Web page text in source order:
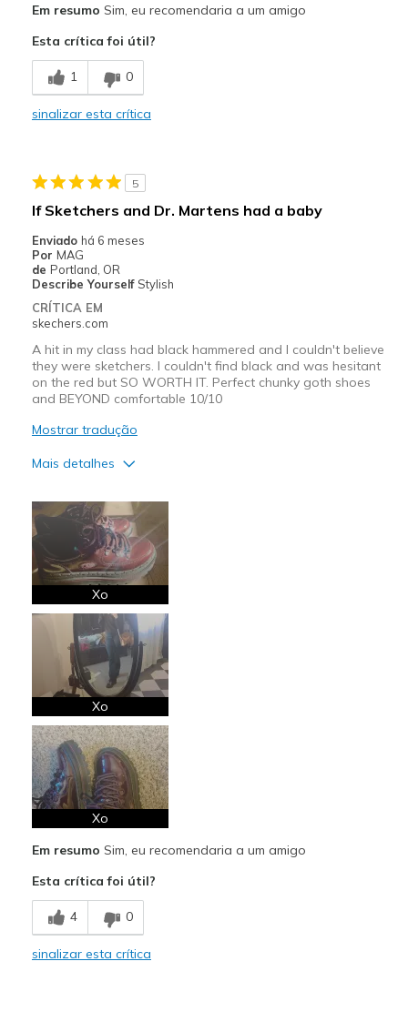
Comfortable
Durable
Casual Wear
Width
Sizing
Feels true to size
View On Shoes
Em resumo Sim, eu recomendaria a um amigo
Esta crítica foi útil?
1 0
sinalizar esta crítica
5
If Sketchers and Dr. Martens had a baby
Enviado há 6 meses
Por MAG
de Portland, OR
Describe Yourself Stylish
CRÍTICA EM
skechers.com
A hit in my class had black hammered and I couldn't believe
they were sketchers. I couldn't find black and was hesitant
on the red but SO WORTH IT. Perfect chunky goth shoes
and BEYOND comfortable 10/10
Mostrar tradução
Mais detalhes
Attractive Design
Comfortable
Melhores utilizações
Casual Wear
Going Out
Width
Feels true to width
Sizing
Feels true to size
View On Shoes
I'm Really Into Shoes
Xo
Xo
Xo
Em resumo Sim, eu recomendaria a um amigo
Esta crítica foi útil?
4 0
sinalizar esta crítica